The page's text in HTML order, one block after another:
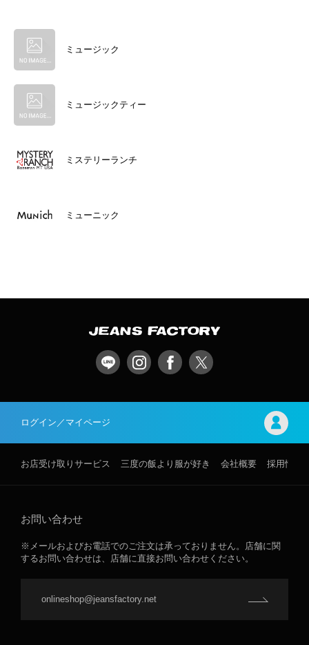
ミュージック
ミュージックティー
ミステリーランチ
ミューニック
ログイン／マイページ
お店受け取りサービス 三度の飯より服が好き 会社概要 採用情報
お問い合わせ
※メールおよびお電話でのご注文は承っておりません。店舗に関
するお問い合わせは、店舗に直接お問い合わせください。
onlineshop@jeansfactory.net